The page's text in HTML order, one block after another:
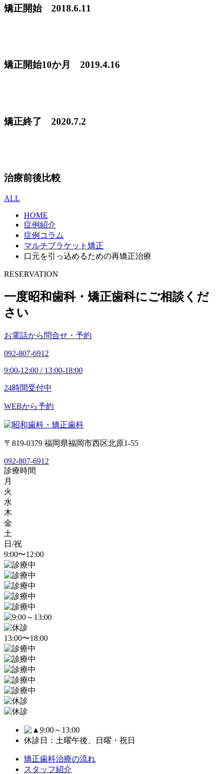
矯正開始 2018.6.11
矯正開始10か月 2019.4.16
矯正終了 2020.7.2
治療前後比較
ALL
HOME
症例紹介
症例コラム
マルチブラケット矯正
口元を引っ込めるための再矯正治療
RESERVATION
一度昭和歯科・矯正歯科にご相談くだ
さい
お電話から問合せ・予約
092-807-6912
9:00-12:00 / 13:00-18:00
24時間受付中
WEBから予約
〒819-0379 福岡県福岡市西区北原1-55
092-807-6912
診療時間
月
火
水
木
金
土
日/祝
9:00〜12:00
13:00〜18:00
9:00～13:00
休診日：土曜午後、日曜・祝日
矯正歯科治療の流れ
スタッフ紹介